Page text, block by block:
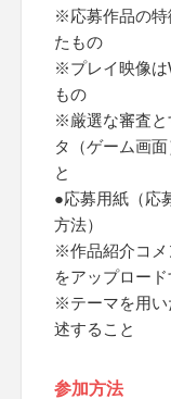
※応募作品の特
たもの
※プレイ映像は
もの
※厳選な審査と
タ（ゲーム画
と
●応募用紙（応
方法）
※作品紹介コメ
をアップロー
※テーマを用い
述すること
参加方法